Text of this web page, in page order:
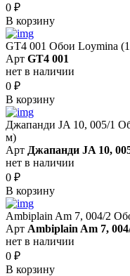
0 ₽
В корзину
GT4 001 Обои Loymina
Арт GT4 001
нет в наличии
0 ₽
В корзину
Джапанди JA 10, 005/1
м)
Арт Джапанди JA 10,
нет в наличии
0 ₽
В корзину
Ambiplain Am 7, 004/2
Арт Ambiplain Am 7,
нет в наличии
0 ₽
В корзину